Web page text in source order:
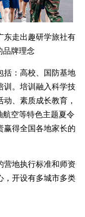
东走出趣研学旅社有
品牌理念
括：高校、国防基地
训。培训融入科学技
、素质成长教育，
空等特色主题夏令
赢得全国各地家长的
营地执行标准和师资
，开设有多城市多类